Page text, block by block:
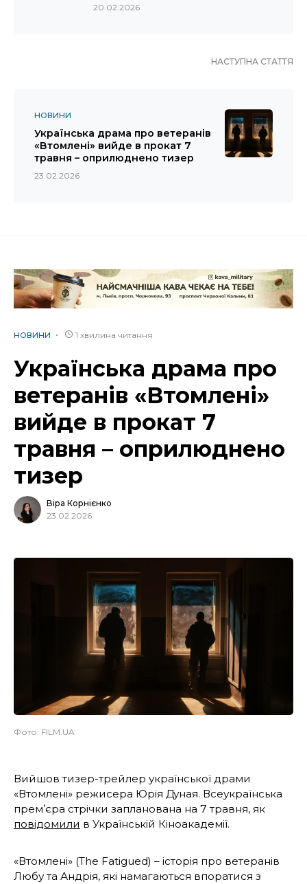
20.02.2026
НАСТУПНА СТАТТЯ
НОВИНИ
Українська драма про ветеранів
«Втомлені» вийде в прокат 7
травня – оприлюднено тизер
23.02.2026
НОВИНИ 1 хвилина читання
Українська драма про
ветеранів «Втомлені»
вийде в прокат 7
травня – оприлюднено
тизер
Віра Корнієнко
23.02.2026
Фото: FILM.UA
Вийшов тизер-трейлер української драми
«Втомлені» режисера Юрія Дуная. Всеукраїнська
премʼєра стрічки запланована на 7 травня, як
повідомили в Українській Кіноакадемії.
«Втомлені» (The Fatigued) – історія про ветеранів
Любу та Андрія, які намагаються впоратися з